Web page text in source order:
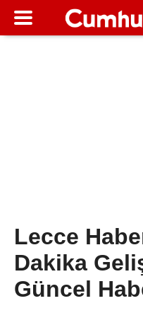
Lecce
Dakika
Güncel